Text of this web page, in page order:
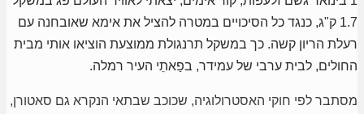
1.7 ק"ג, כנגד כל הסיכויים במטרה להציל את אימא שאובחנה עם
רעלת הריון קשה. כך במשקל תרנגולת ממוצעת הוציאו אותי מבית
החולים, לבית ערבי של עמידר, בפַאתֵי העיר רמלה.
מסתבר לפי חוקי האסטרולוגיה, שכוכב שבתאי הנקרא גם סאטורן,